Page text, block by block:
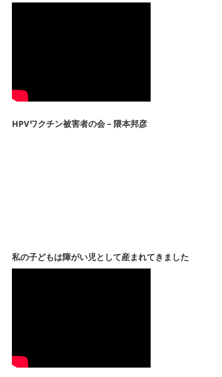
HPVワクチン被害者の会 – 隈本邦彦
私の子どもは障がい児として産まれてきました